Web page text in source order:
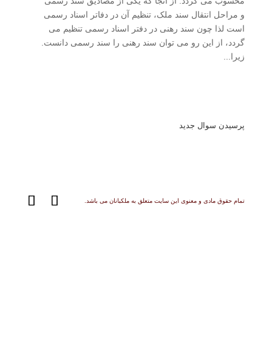
و مراحل انتقال سند ملک، تنظیم آن در دفاتر اسناد رسمی
است لذا چون سند رهنی در دفتر اسناد رسمی تنظیم می
گردد، از این رو می توان سند رهنی را سند رسمی دانست.
زیرا...
پرسیدن سوال جدید
تمام حقوق مادی و معنوی این سایت متعلق به ملکبانان می باشد.